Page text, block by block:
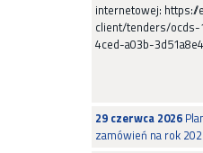
internetowej:
client/tenders/
4ced-a03b-
29 czerwca 2026
zamówień na rok